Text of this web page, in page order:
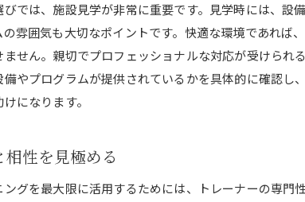
柔軟なスケジュール対
最新設備を活用した
健康状態に合わせた無
各種健康管理サービス
立地条件と通いやすさ
では、施設見学が非常に重要です。見学時には、
雰囲気も大切なポイントです。快適な環境であれ
せん。親切でプロフェッショナルな対応が受けられ
やプログラムが提供されているかを具体的に確認
になります。
相性を見極める
グを最大限に活用するためには、トレーナーの専